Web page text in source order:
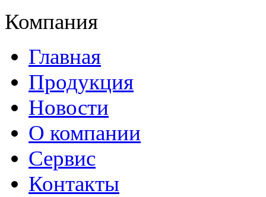
Компания
Главная
Продукция
Новости
О компании
Сервис
Контакты